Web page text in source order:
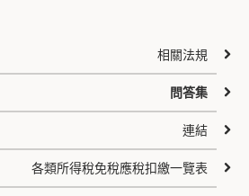
相關法規
問答集
連結
各類所得稅免稅應稅扣繳一覽表